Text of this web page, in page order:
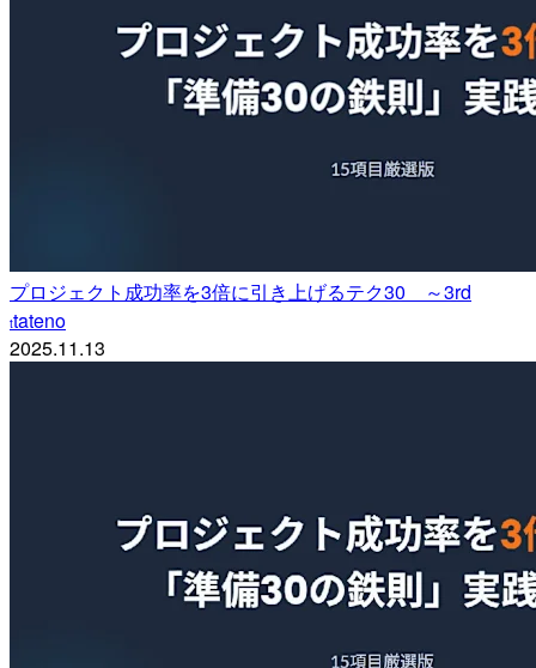
プロジェクト成功率を3倍に引き上げるテク30 ～3rd
ttateno
2025.11.13